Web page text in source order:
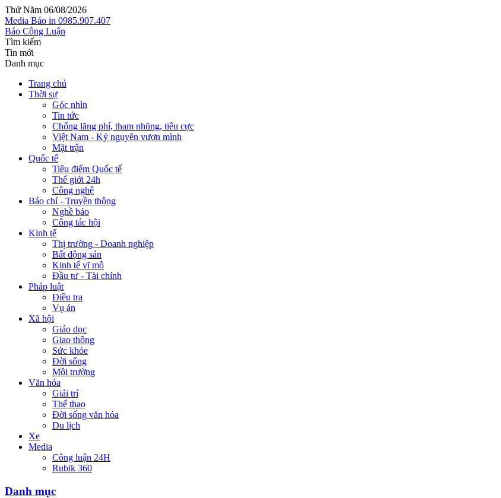
Thứ Năm 06/08/2026
Media Báo in 0985.907.407
Báo Công Luận
Tìm kiếm
Tin mới
Danh mục
Trang chủ
Thời sự
Góc nhìn
Tin tức
Chống lãng phí, tham nhũng, tiêu cực
Việt Nam - Kỷ nguyên vươn mình
Mặt trận
Quốc tế
Tiêu điểm Quốc tế
Thế giới 24h
Công nghệ
Báo chí - Truyền thông
Nghề báo
Công tác hội
Kinh tế
Thị trường - Doanh nghiệp
Bất động sản
Kinh tế vĩ mô
Đầu tư - Tài chính
Pháp luật
Điều tra
Vụ án
Xã hội
Giáo dục
Giao thông
Sức khỏe
Đời sống
Môi trường
Văn hóa
Giải trí
Thể thao
Đời sống văn hóa
Du lịch
Xe
Media
Công luận 24H
Rubik 360
Danh mục